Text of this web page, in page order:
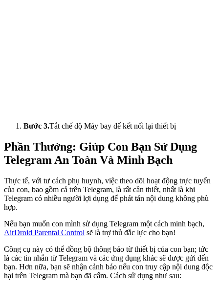
Bước 3.Tắt chế độ Máy bay để kết nối lại thiết bị
Phần Thưởng: Giúp Con Bạn Sử Dụng
Telegram An Toàn Và Minh Bạch
Thực tế, với tư cách phụ huynh, việc theo dõi hoạt động trực tuyến
của con, bao gồm cả trên Telegram, là rất cần thiết, nhất là khi
Telegram có nhiều người lợi dụng để phát tán nội dung không phù
hợp.
Nếu bạn muốn con mình sử dụng Telegram một cách minh bạch,
AirDroid Parental Control sẽ là trợ thủ đắc lực cho bạn!
Công cụ này có thể đồng bộ thông báo từ thiết bị của con bạn; tức
là các tin nhắn từ Telegram và các ứng dụng khác sẽ được gửi đến
bạn. Hơn nữa, bạn sẽ nhận cảnh báo nếu con truy cập nội dung độc
hại trên Telegram mà bạn đã cấm. Cách sử dụng như sau: